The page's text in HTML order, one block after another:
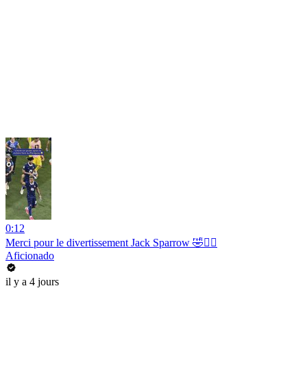
0:12
Merci pour le divertissement Jack Sparrow 🤣🏴‍☠️
Aficionado
il y a 4 jours